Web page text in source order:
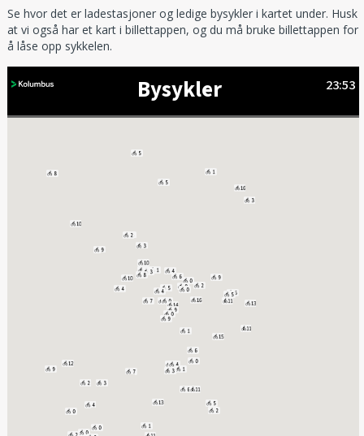
Se hvor det er ladestasjoner og ledige bysykler i kartet under. Husk
at vi også har et kart i billettappen, og du må bruke billettappen for
å låse opp sykkelen.